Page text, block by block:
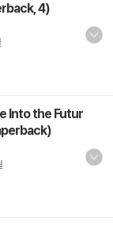
4)
Into the Futur